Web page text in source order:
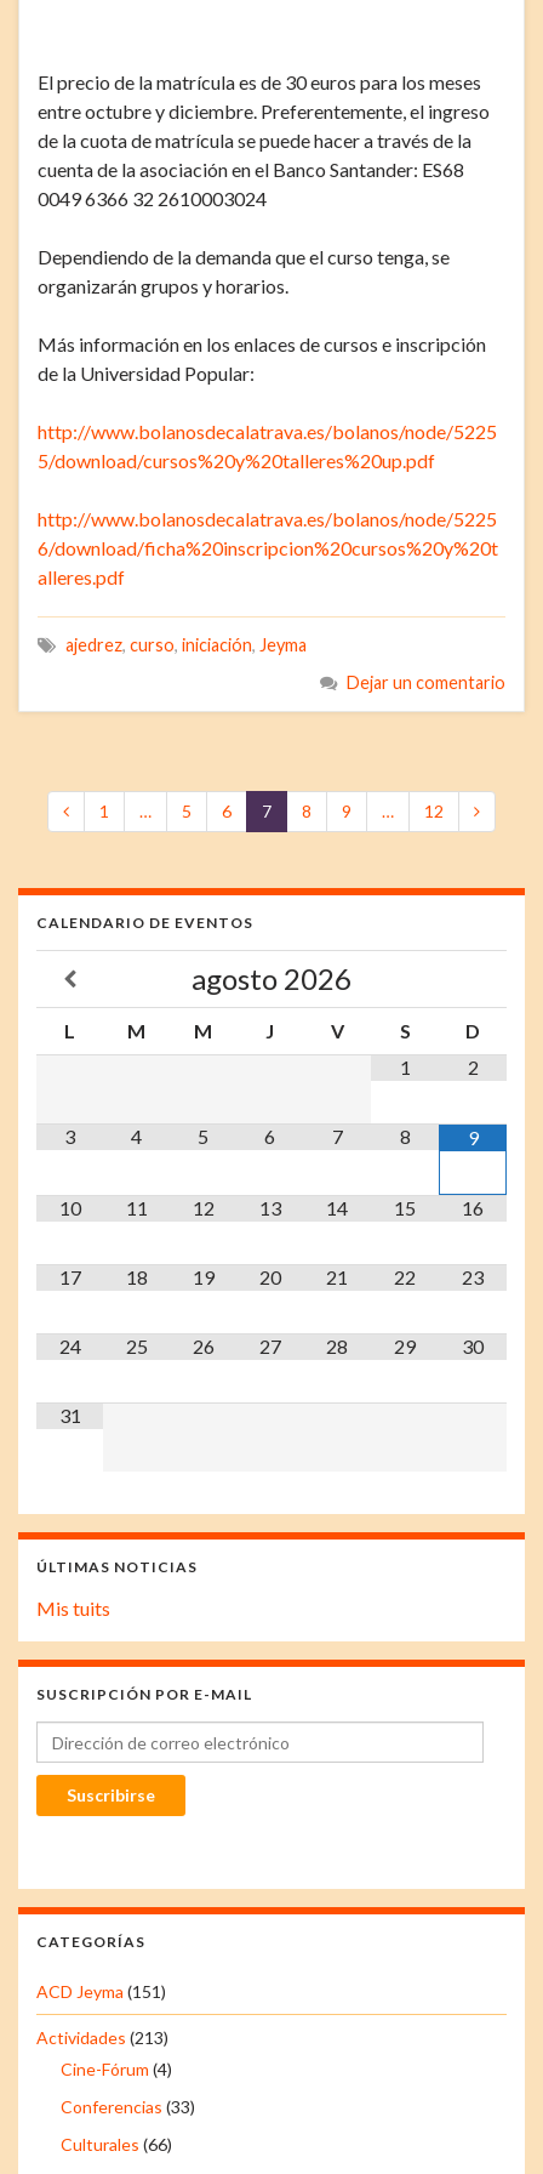
El precio de la matrícula es de 30 euros para los meses
entre octubre y diciembre. Preferentemente, el ingreso
de la cuota de matrícula se puede hacer a través de la
cuenta de la asociación en el Banco Santander: ES68
0049 6366 32 2610003024
Dependiendo de la demanda que el curso tenga, se
organizarán grupos y horarios.
Más información en los enlaces de cursos e inscripción
de la Universidad Popular:
http://www.bolanosdecalatrava.es/bolanos/node/5225
5/download/cursos%20y%20talleres%20up.pdf
http://www.bolanosdecalatrava.es/bolanos/node/5225
6/download/ficha%20inscripcion%20cursos%20y%20t
alleres.pdf
ajedrez, curso, iniciación, Jeyma
Dejar un comentario
1 … 5 6 7 8 9 … 12
CALENDARIO DE EVENTOS
agosto 2026
L M M J V S
D
1
2
3 4 5 6 7 8 9
10 11 12 13 14 15 16
17 18 19 20 21 22 23
24 25 26 27 28 29 30
31
ÚLTIMAS NOTICIAS
Mis tuits
SUSCRIPCIÓN POR E-MAIL
Dirección de correo electrónico
Suscribirse
CATEGORÍAS
ACD Jeyma (151)
Actividades (213)
Cine-Fórum (4)
Conferencias (33)
Culturales (66)